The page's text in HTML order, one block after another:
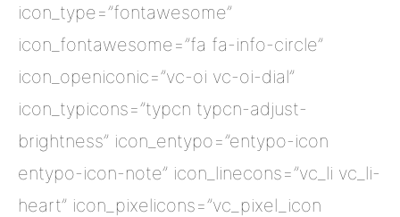
icon_type=”fontawesome”
icon_fontawesome=”fa fa-info-circle”
icon_openiconic=”vc-oi vc-oi-dial”
icon_typicons=”typcn typcn-adjust-
brightness” icon_entypo=”entypo-icon
entypo-icon-note” icon_linecons=”vc_li vc_li-
heart” icon_pixelicons=”vc_pixel_icon